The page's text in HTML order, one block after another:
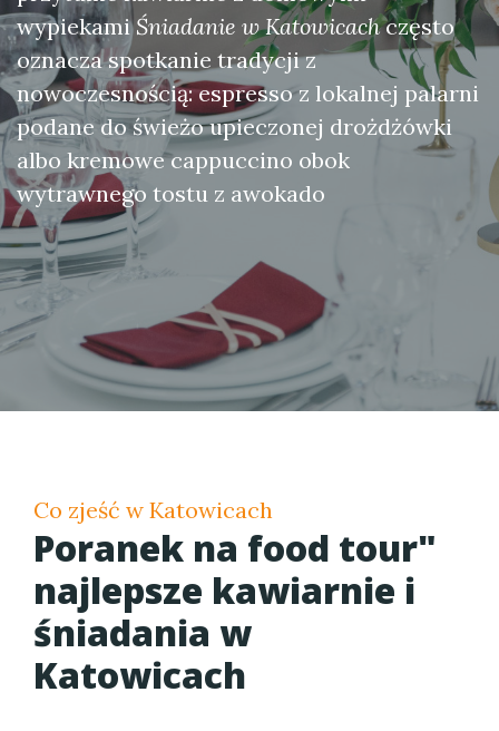
wypiekamiŚniadanie w Katowicachczęsto
oznacza spotkanie tradycji z
nowoczesnością: espresso z lokalnej palarni
podane do świeżo upieczonej drożdżówki
albo kremowe cappuccino obok
wytrawnego tostu z awokado
Co zjeść w Katowicach
Poranek na food tour"
najlepsze kawiarnie i
śniadania w
Katowicach